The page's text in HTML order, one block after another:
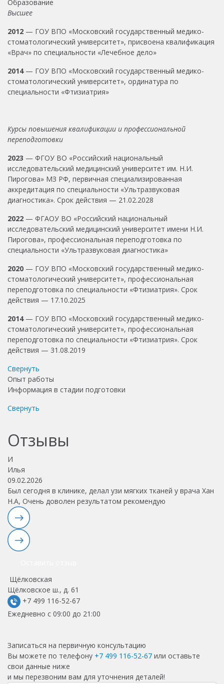
Образование
Высшее
2012 — ГОУ ВПО «Московский государственный медико-
стоматологический университет», присвоена квалификация
«Врач» по специальности «Лечебное дело»
2014— ГОУ ВПО «Московский государственный медико-
стоматологический университет», ординатура по
специальности «Фтизиатрия»
Курсы повышения квалификации и профессиональной
переподготовки
2023 — ФГОУ ВО «Российский национальный
исследовательский медицинский университет им. Н.И.
Пирогова» МЗ РФ, первичная специализированная
аккредитация по специальности «Ультразвуковая
диагностика». Срок действия — 21.02.2028
2022 — ФГАОУ ВО «Российский национальный
исследовательский медицинский университет имени Н.И.
Пирогова», профессиональная переподготовка по
специальности «Ультразвуковая диагностика»
2020 — ГОУ ВПО «Московский государственный медико-
стоматологический университет», профессиональная
переподготовка по специальности «Фтизиатрия». Срок
действия — 17.10.2025
2014— ГОУ ВПО «Московский государственный медико-
стоматологический университет», профессиональная
переподготовка по специальности «Фтизиатрия». Срок
действия — 31.08.2019
Свернуть
Опыт работы
Информация в стадии подготовки
Свернуть
Отзывы
И
Илья
09.02.2026
Был сегодня в клинике, делал узи мягких тканей у врача Хан
Н.А, Очень доволен результатом рекомендую
Щёлковская
Щёлковское ш., д. 61
+7 499 116-52-67
Ежедневно с 09:00 до 21:00
Записаться на первичную консультацию
Вы можете по телефону +7 499 116-52-67 или оставьте
свои данные ниже
и мы перезвоним вам для уточнения деталей!